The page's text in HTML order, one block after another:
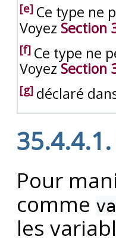
[e] Ce type ne
Voyez Section
[f] Ce type ne
VoyezSection
[g] déclaré
Pour
comme
les